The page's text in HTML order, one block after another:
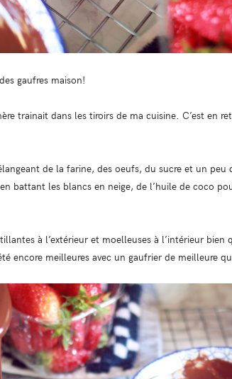
gaufres maison!
trainait dans les tiroirs de ma cuisine. C’est en
de la farine, des oeufs, du sucre et un
battant les blancs en neige, de l’huile de coco
à l’extérieur et moelleuses à l’intérieur
encore meilleures avec un gaufrier de meilleure